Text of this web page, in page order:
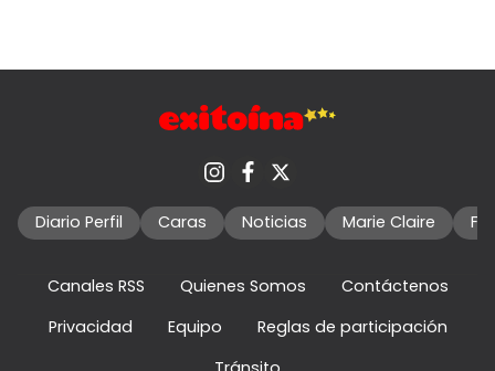
Diario Perfil Caras Noticias Marie Claire
Canales RSS Quienes Somos
Contáctenos
Privacidad
Equipo
Reglas de participación